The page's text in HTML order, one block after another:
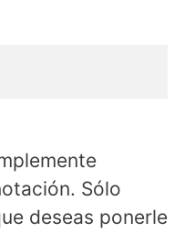
Sólo
deseas ponerle